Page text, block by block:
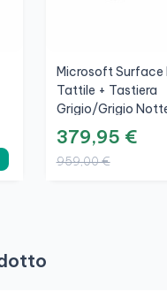
Microsoft Surface
Tattile + Tastiera
Grigio/Grigio
1035G4, 8GB, SSD
3K, A+
379,95 €
959,00 €